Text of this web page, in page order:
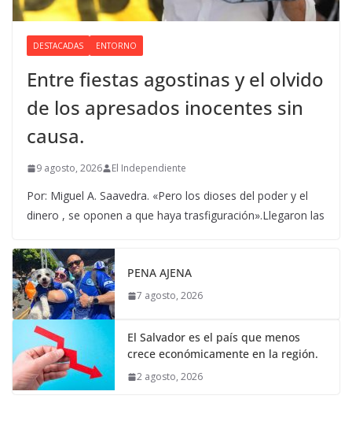
DESTACADAS ENTORNO
Entre fiestas agostinas y el olvido
de los apresados inocentes sin
causa.
9 agosto, 2026 El Independiente
Por: Miguel A. Saavedra. «Pero los dioses del poder y el
dinero , se oponen a que haya trasfiguración».Llegaron las
PENA AJENA
7 agosto, 2026
El Salvador es el país que menos
crece económicamente en la región.
2 agosto, 2026